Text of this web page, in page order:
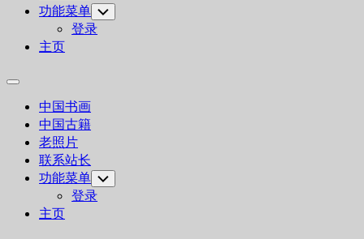
功能菜单 Toggle
Child
Menu
登录
主页
Expand
中国书画
中国古籍
老照片
联系站长
功能菜单 Toggle
Child
Menu
登录
主页